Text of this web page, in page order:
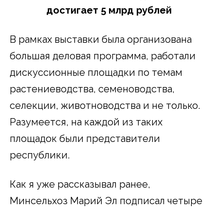
достигает 5 млрд рублей
В рамках выставки была организована
большая деловая программа, работали
дискуссионные площадки по темам
растениеводства, семеноводства,
селекции, животноводства и не только.
Разумеется, на каждой из таких
площадок были представители
республики.
Как я уже рассказывал ранее,
Минсельхоз Марий Эл подписал четыре